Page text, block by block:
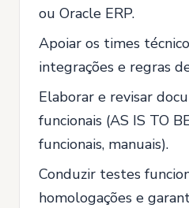
ou Oracle ERP.
Apoiar os times
integrações e regras
Elaborar e revisar
funcionais (AS IS TO
funcionais, manuais).
Conduzir testes
homologações e